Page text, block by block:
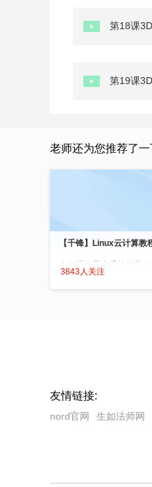
第18课
第19课
老师还为您推荐了
【千锋】Linux云计算教
出的“云计算+安全渗透”
高级工程师，kubernetes
工程师等职位的要求。
3843人关注
友情链接:
nord官网 生如法师网